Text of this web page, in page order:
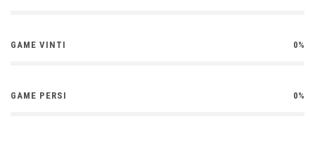
GAME VINTI 0%
GAME PERSI 0%